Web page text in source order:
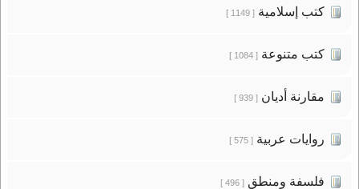
كتب إسلامية[ 1149 ]
كتب متنوعة[ 1084 ]
مقارنة أديان[ 939 ]
روايات عربية[ 575 ]
فلسفة ومنطق[ 496 ]